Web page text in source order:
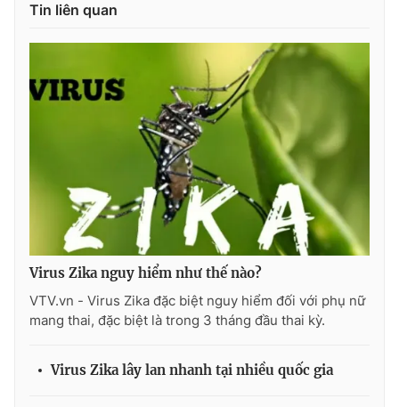
Thị trường
Lịch phát sóng
Chuyên mục khác
Podcast
Infographic
Shorts video
VTV Money VTV Thể thao
VTV Sức khoẻ Bất động sản
Thị trường 24h Tấm lòng Việt
Tin liên quan
Virus Zika nguy hiểm như thế nào?
VTV.vn - Virus Zika đặc biệt nguy hiểm đối với phụ nữ
mang thai, đặc biệt là trong 3 tháng đầu thai kỳ.
Virus Zika lây lan nhanh tại nhiều quốc gia